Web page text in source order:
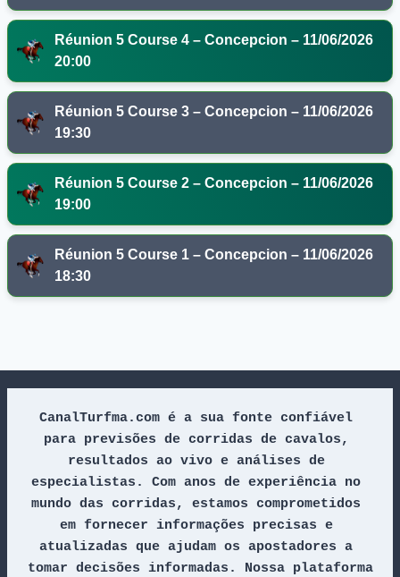
Réunion 5 Course 4 – Concepcion – 11/06/2026
20:00
Réunion 5 Course 3 – Concepcion – 11/06/2026
19:30
Réunion 5 Course 2 – Concepcion – 11/06/2026
19:00
Réunion 5 Course 1 – Concepcion – 11/06/2026
18:30
CanalTurfma.com é a sua fonte confiável
para previsões de corridas de cavalos,
resultados ao vivo e análises de
especialistas. Com anos de experiência no
mundo das corridas, estamos comprometidos
em fornecer informações precisas e
atualizadas que ajudam os apostadores a
tomar decisões informadas. Nossa plataforma